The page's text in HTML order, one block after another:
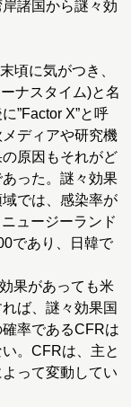
諸国から謎々効
頃に気がつき、
ナスタイム)と名
”Factor X”と呼
ディアや研究機
原因もそれがど
った。謎々効果
では、感染率が
ュージーランド
であり、日韓で
果があっても米
ば、謎々効果国
率であるCFRは
。CFRは、主と
って変動してい